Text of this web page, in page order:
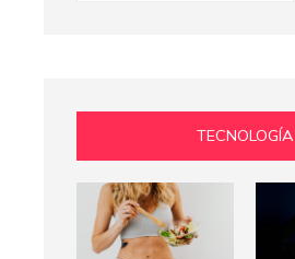
TECNOLOGÍA